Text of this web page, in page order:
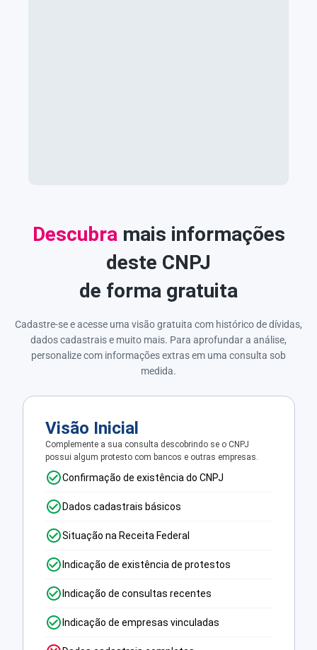
Descubra mais informações
deste CNPJ
de forma gratuita
Cadastre-se e acesse uma visão gratuita com histórico de dívidas,
dados cadastrais e muito mais. Para aprofundar a análise,
personalize com informações extras em uma consulta sob
medida.
Visão Inicial
Complemente a sua consulta descobrindo se o CNPJ
possui algum protesto com bancos e outras empresas.
Confirmação de existência do CNPJ
Dados cadastrais básicos
Situação na Receita Federal
Indicação de existência de protestos
Indicação de consultas recentes
Indicação de empresas vinculadas